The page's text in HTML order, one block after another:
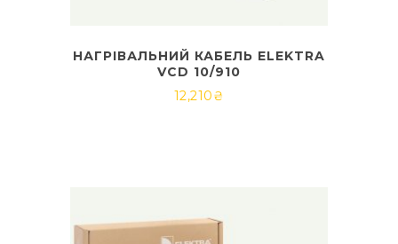
НАГРІВАЛЬНИЙ КАБЕЛЬ ELEKTRA
VCD 10/910
12,210₴